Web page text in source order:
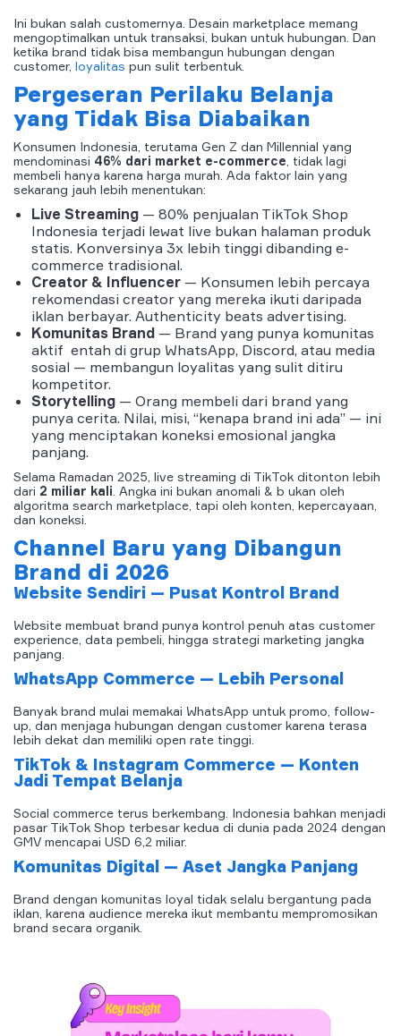
Ini bukan salah customernya. Desain marketplace memang
mengoptimalkan untuk transaksi, bukan untuk hubungan. Dan
ketika brand tidak bisa membangun hubungan dengan
customer, loyalitas pun sulit terbentuk.
Pergeseran Perilaku Belanja
yang Tidak Bisa Diabaikan
Konsumen Indonesia, terutama Gen Z dan Millennial yang
mendominasi 46% dari market e-commerce , tidak lagi
membeli hanya karena harga murah. Ada faktor lain yang
sekarang jauh lebih menentukan:
Live Streaming — 80% penjualan TikTok Shop
Indonesia terjadi lewat live bukan halaman produk
statis. Konversinya 3x lebih tinggi dibanding e-
commerce tradisional.
Creator & Influencer — Konsumen lebih percaya
rekomendasi creator yang mereka ikuti daripada
iklan berbayar. Authenticity beats advertising.
Komunitas Brand — Brand yang punya komunitas
aktif entah di grup WhatsApp, Discord, atau media
sosial — membangun loyalitas yang sulit ditiru
kompetitor.
Storytelling — Orang membeli dari brand yang
punya cerita. Nilai, misi, “kenapa brand ini ada” — ini
yang menciptakan koneksi emosional jangka
panjang.
Selama Ramadan 2025, live streaming di TikTok ditonton lebih
dari 2 miliar kali . Angka ini bukan anomali & b ukan oleh
algoritma search marketplace, tapi oleh konten, kepercayaan,
dan koneksi.
Channel Baru yang Dibangun
Brand di 2026
Website Sendiri — Pusat Kontrol Brand
Website membuat brand punya kontrol penuh atas customer
experience, data pembeli, hingga strategi marketing jangka
panjang.
WhatsApp Commerce — Lebih Personal
Banyak brand mulai memakai WhatsApp untuk promo, follow-
up, dan menjaga hubungan dengan customer karena terasa
lebih dekat dan memiliki open rate tinggi.
TikTok & Instagram Commerce — Konten
Jadi Tempat Belanja
Social commerce terus berkembang. Indonesia bahkan menjadi
pasar TikTok Shop terbesar kedua di dunia pada 2024 dengan
GMV mencapai USD 6,2 miliar.
Komunitas Digital — Aset Jangka Panjang
Brand dengan komunitas loyal tidak selalu bergantung pada
iklan, karena audience mereka ikut membantu mempromosikan
brand secara organik.